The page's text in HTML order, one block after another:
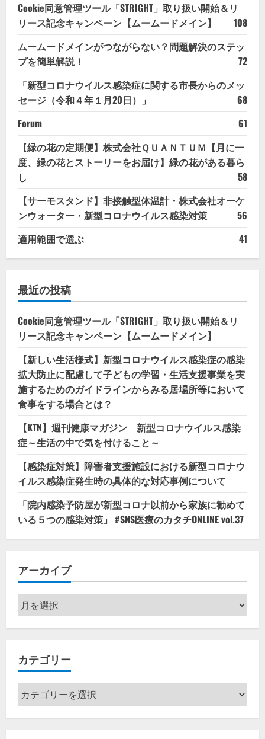
Cookie同意管理ツール「STRIGHT」取り扱い開始＆リ
リース記念キャンペーン【ムームードメイン】
108
ムームードメインがつながらない？問題解決のステッ
プを簡単解説！
72
「新型コロナウイルス感染症に関する市長からのメッ
セージ（令和４年１月20日）」
68
Forum
61
【緑の花の定期便】株式会社ＱＵＡＮＴＵＭ【月に一
度、緑の花とストーリーをお届け】緑の花がある暮ら
し
58
【サーモスタンド】非接触型体温計・株式会社オーケ
ンウォーター・新型コロナウイルス感染対策
56
適用範囲で選ぶ
41
最近の投稿
Cookie同意管理ツール「STRIGHT」取り扱い開始＆リ
リース記念キャンペーン【ムームードメイン】
【新しい生活様式】新型コロナウイルス感染症の感染
拡大防止に配慮して子どもの学習・生活支援事業を実
施するためのガイドラインからみる居場所等において
食事をする場合とは？
【KTN】週刊健康マガジン 新型コロナウイルス感染
症～生活の中で気を付けること～
【感染症対策】障害者支援施設における新型コロナウ
イルス感染症発生時の具体的な対応事例について
「院内感染予防屋が新型コロナ以前から家族に勧めて
いる５つの感染対策」 #SNS医療のカタチONLINE vol.37
アーカイブ
ア
ー
カ
ブ
カテゴリー
カ
テ
ゴ